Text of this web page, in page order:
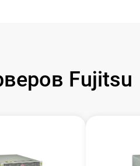
Fujitsu